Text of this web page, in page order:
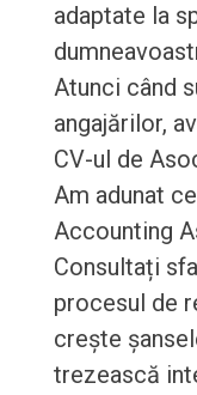
adaptate la
Atunci când
angajărilor,
CV-ul de
Am adunat
Accounting
Consultați
procesul de
crește
trezească